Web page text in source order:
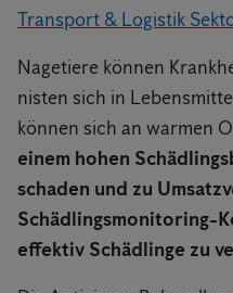
Transport & Logistik
Nagetiere können
nisten sich in
können sich an warmen
einem hohen
schaden und zu
Schädlingsmonitoring-
effektiv Schädlinge zu